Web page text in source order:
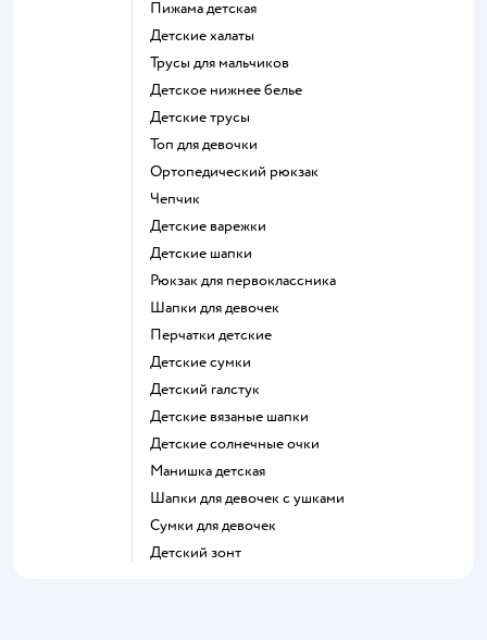
Пижама детская
Детские халаты
Трусы для мальчиков
Детское нижнее белье
Детские трусы
Топ для девочки
Ортопедический рюкзак
Чепчик
Детские варежки
Детские шапки
Рюкзак для первоклассника
Шапки для девочек
Перчатки детские
Детские сумки
Детский галстук
Детские вязаные шапки
Детские солнечные очки
Манишка детская
Шапки для девочек с ушками
Сумки для девочек
Детский зонт